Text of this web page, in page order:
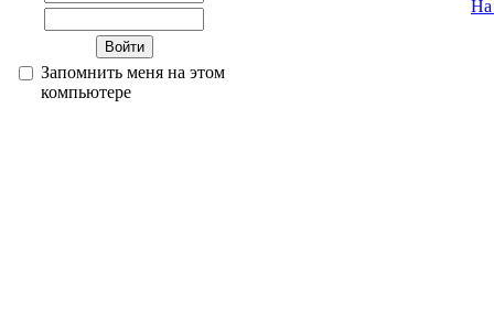
Запомнить меня на этом
компьютере
На